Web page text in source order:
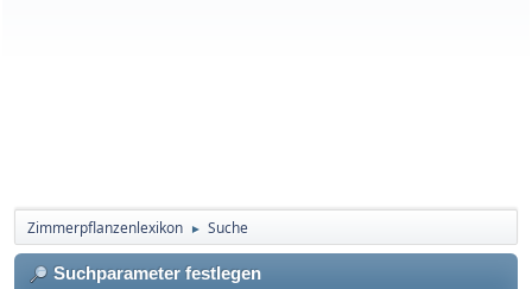
Zimmerpflanzenlexikon ► Suche
Suchparameter festlegen